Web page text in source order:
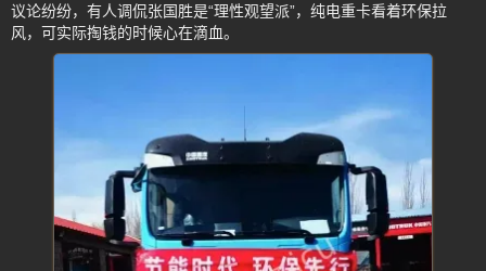
议论纷纷，有人调侃张国胜是“理性观望派”，纯电重卡看着环保拉
风，可实际掏钱的时候心在滴血。